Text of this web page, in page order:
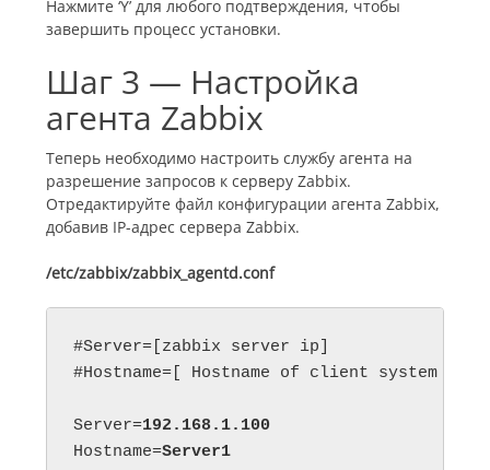
Нажмите ‘Y’ для любого подтверждения, чтобы
завершить процесс установки.
Шаг 3 — Настройка
агента Zabbix
Теперь необходимо настроить службу агента на
разрешение запросов к серверу Zabbix.
Отредактируйте файл конфигурации агента Zabbix,
добавив IP-адрес сервера Zabbix.
/etc/zabbix/zabbix_agentd.conf
#Server=[zabbix server ip]
#Hostname=[ Hostname of client system ]
Server=192.168.1.100
Hostname=Server1